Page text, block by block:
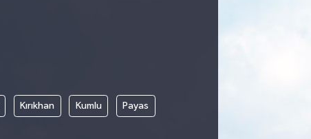
Kırıkhan Kumlu Payas